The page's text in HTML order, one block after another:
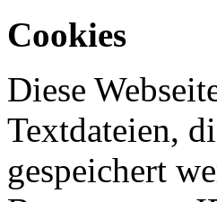
Cookies
Diese
Textdateien,
gespeichert